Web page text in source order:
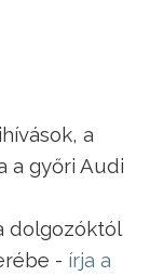
a
a győri Audi
dolgozóktól
- írja a